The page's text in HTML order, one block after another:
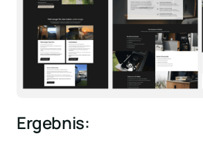
Ergebnis: